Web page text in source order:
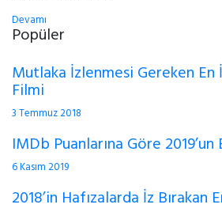
Devamı
Popüler
Mutlaka İzlenmesi Gereken En
Filmi
3 Temmuz 2018
IMDb Puanlarına Göre
6 Kasım 2019
2018’in Hafızalarda İz Bırakan